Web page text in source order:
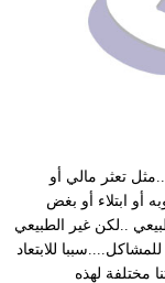
تعثر مالي أو
أو ابتلاء أو بغض
..لكن غير الطبيعي
للابتعاد
مختلفة لهذه